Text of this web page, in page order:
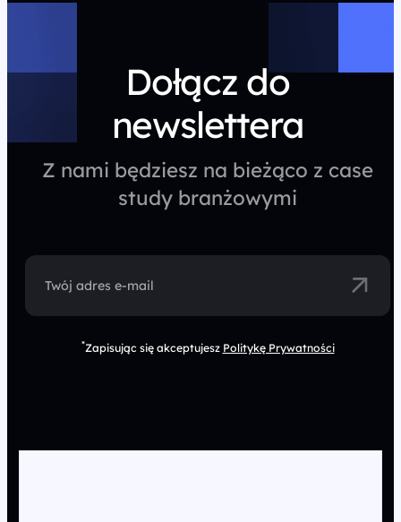
Dołącz do
newslettera
Z nami będziesz na bieżąco z case
study branżowymi
Twój adres e-mail
*Zapisując się akceptujesz Politykę Prywatności